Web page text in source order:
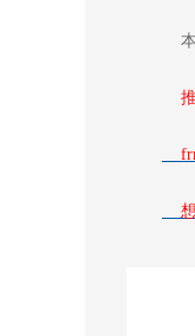
本
推
想